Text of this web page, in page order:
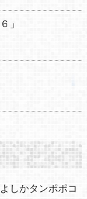
６」
しかタンポポコ